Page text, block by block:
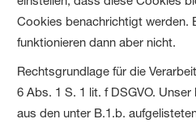
Cookies benachrichtigt werden.
funktionieren dann aber nicht.
Rechtsgrundlage für die
6 Abs. 1 S. 1 lit. f DSGVO.
aus den unter B.1.b.